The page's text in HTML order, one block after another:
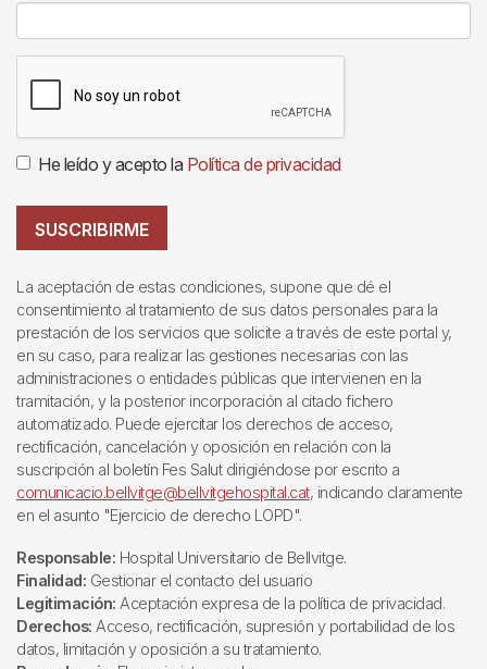
He leído y acepto la Política de privacidad
SUSCRIBIRME
La aceptación de estas condiciones, supone que dé el
consentimiento al tratamiento de sus datos personales para la
prestación de los servicios que solicite a través de este portal y,
en su caso, para realizar las gestiones necesarias con las
administraciones o entidades públicas que intervienen en la
tramitación, y la posterior incorporación al citado fichero
automatizado. Puede ejercitar los derechos de acceso,
rectificación, cancelación y oposición en relación con la
suscripción al boletín Fes Salut dirigiéndose por escrito a
comunicacio.bellvitge@bellvitgehospital.cat, indicando claramente
en el asunto "Ejercicio de derecho LOPD".
Responsable: Hospital Universitario de Bellvitge.
Finalidad: Gestionar el contacto del usuario
Legitimación: Aceptación expresa de la política de privacidad.
Derechos: Acceso, rectificación, supresión y portabilidad de los
datos, limitación y oposición a su tratamiento.